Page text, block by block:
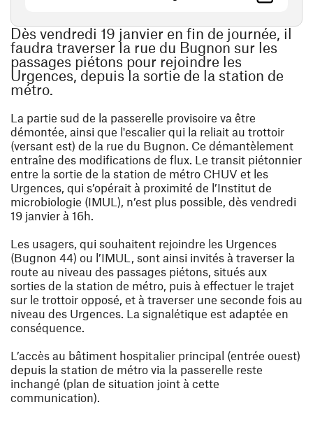
Dès vendredi 19 janvier en fin de journée, il
faudra traverser la rue du Bugnon sur les
passages piétons pour rejoindre les
Urgences, depuis la sortie de la station de
métro.
La partie sud de la passerelle provisoire va être
démontée, ainsi que l'escalier qui la reliait au trottoir
(versant est) de la rue du Bugnon. Ce démantèlement
entraîne des modifications de flux. Le transit piétonnier
entre la sortie de la station de métro CHUV et les
Urgences, qui s’opérait à proximité de l’Institut de
microbiologie (IMUL), n’est plus possible, dès vendredi
19 janvier à 16h.
Les usagers, qui souhaitent rejoindre les Urgences
(Bugnon 44) ou l’IMUL, sont ainsi invités à traverser la
route au niveau des passages piétons, situés aux
sorties de la station de métro, puis à effectuer le trajet
sur le trottoir opposé, et à traverser une seconde fois au
niveau des Urgences. La signalétique est adaptée en
conséquence.
L’accès au bâtiment hospitalier principal (entrée ouest)
depuis la station de métro via la passerelle reste
inchangé (plan de situation joint à cette
communication).